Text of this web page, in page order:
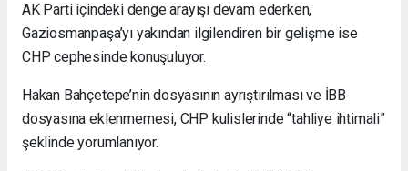
AK Parti içindeki denge arayışı devam ederken,
Gaziosmanpaşa’yı yakından ilgilendiren bir gelişme ise
CHP cephesinde konuşuluyor.
Hakan Bahçetepe’nin dosyasının ayrıştırılması ve İBB
dosyasına eklenmemesi, CHP kulislerinde “tahliye ihtimali”
şeklinde yorumlanıyor.